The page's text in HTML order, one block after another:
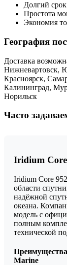
Долгий
Простота
Экономия
География
Доставка
Нижневартовск,
Красноярск,
Калининград,
Норильск
Часто
Iridium
Iridium Core
области
надёжной
океана.
модель с
полным
технической
Marine